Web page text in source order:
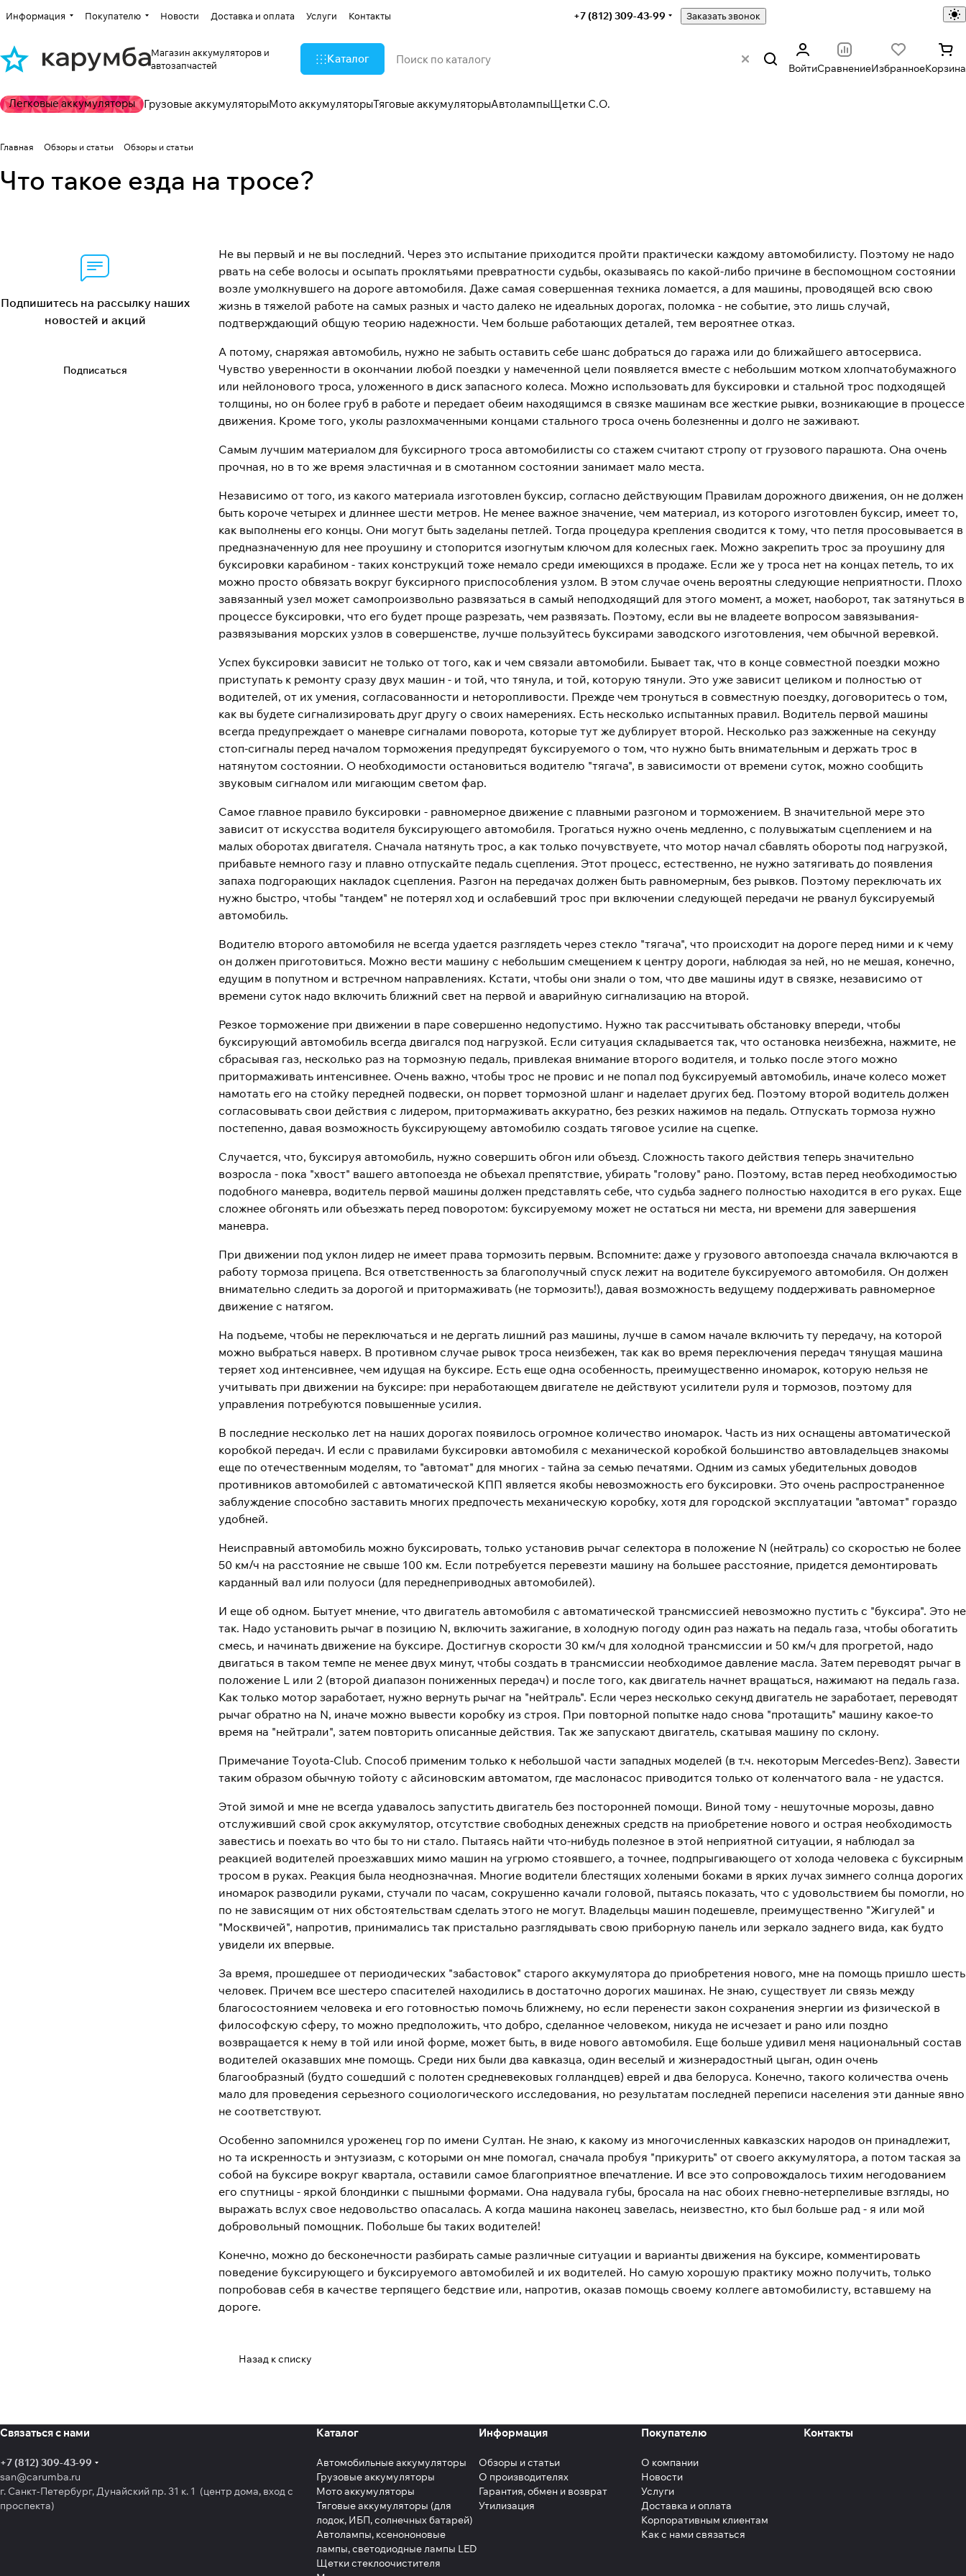
Информация Покупателю Новости Доставка и оплата Услуги Контакты +7 (812) 309-43-99 Заказать звонок
Магазин аккумуляторов и
автозапчастей
Каталог
ВойтиСравнениеИзбранноеКорзина
Легковые аккумуляторы Грузовые аккумуляторыМото аккумуляторыТяговые аккумуляторыАвтолампыЩетки С.О.
Главная Обзоры и статьи Обзоры и статьи
Что такое езда на тросе?
Не вы первый и не вы последний. Через это испытание приходится пройти практически каждому автомобилисту. Поэтому не надо
рвать на себе волосы и осыпать проклятьями превратности судьбы, оказываясь по какой-либо причине в беспомощном состоянии
возле умолкнувшего на дороге автомобиля. Даже самая совершенная техника ломается, а для машины, проводящей всю свою
жизнь в тяжелой работе на самых разных и часто далеко не идеальных дорогах, поломка - не событие, это лишь случай,
подтверждающий общую теорию надежности. Чем больше работающих деталей, тем вероятнее отказ.
А потому, снаряжая автомобиль, нужно не забыть оставить себе шанс добраться до гаража или до ближайшего автосервиса.
Чувство уверенности в окончании любой поездки у намеченной цели появляется вместе с небольшим мотком хлопчатобумажного
или нейлонового троса, уложенного в диск запасного колеса. Можно использовать для буксировки и стальной трос подходящей
толщины, но он более груб в работе и передает обеим находящимся в связке машинам все жесткие рывки, возникающие в процессе
движения. Кроме того, уколы разлохмаченными концами стального троса очень болезненны и долго не заживают.
Самым лучшим материалом для буксирного троса автомобилисты со стажем считают стропу от грузового парашюта. Она очень
прочная, но в то же время эластичная и в смотанном состоянии занимает мало места.
Независимо от того, из какого материала изготовлен буксир, согласно действующим Правилам дорожного движения, он не должен
быть короче четырех и длиннее шести метров. Не менее важное значение, чем материал, из которого изготовлен буксир, имеет то,
как выполнены его концы. Они могут быть заделаны петлей. Тогда процедура крепления сводится к тому, что петля просовывается в
предназначенную для нее проушину и стопорится изогнутым ключом для колесных гаек. Можно закрепить трос за проушину для
буксировки карабином - таких конструкций тоже немало среди имеющихся в продаже. Если же у троса нет на концах петель, то их
можно просто обвязать вокруг буксирного приспособления узлом. В этом случае очень вероятны следующие неприятности. Плохо
завязанный узел может самопроизвольно развязаться в самый неподходящий для этого момент, а может, наоборот, так затянуться в
процессе буксировки, что его будет проще разрезать, чем развязать. Поэтому, если вы не владеете вопросом завязывания-
развязывания морских узлов в совершенстве, лучше пользуйтесь буксирами заводского изготовления, чем обычной веревкой.
Успех буксировки зависит не только от того, как и чем связали автомобили. Бывает так, что в конце совместной поездки можно
приступать к ремонту сразу двух машин - и той, что тянула, и той, которую тянули. Это уже зависит целиком и полностью от
водителей, от их умения, согласованности и неторопливости. Прежде чем тронуться в совместную поездку, договоритесь о том,
как вы будете сигнализировать друг другу о своих намерениях. Есть несколько испытанных правил. Водитель первой машины
всегда предупреждает о маневре сигналами поворота, которые тут же дублирует второй. Несколько раз зажженные на секунду
стоп-сигналы перед началом торможения предупредят буксируемого о том, что нужно быть внимательным и держать трос в
натянутом состоянии. О необходимости остановиться водителю "тягача", в зависимости от времени суток, можно сообщить
звуковым сигналом или мигающим светом фар.
Самое главное правило буксировки - равномерное движение с плавными разгоном и торможением. В значительной мере это
зависит от искусства водителя буксирующего автомобиля. Трогаться нужно очень медленно, с полувыжатым сцеплением и на
малых оборотах двигателя. Сначала натянуть трос, а как только почувствуете, что мотор начал сбавлять обороты под нагрузкой,
прибавьте немного газу и плавно отпускайте педаль сцепления. Этот процесс, естественно, не нужно затягивать до появления
запаха подгорающих накладок сцепления. Разгон на передачах должен быть равномерным, без рывков. Поэтому переключать их
нужно быстро, чтобы "тандем" не потерял ход и ослабевший трос при включении следующей передачи не рванул буксируемый
автомобиль.
Водителю второго автомобиля не всегда удается разглядеть через стекло "тягача", что происходит на дороге перед ними и к чему
он должен приготовиться. Можно вести машину с небольшим смещением к центру дороги, наблюдая за ней, но не мешая, конечно,
едущим в попутном и встречном направлениях. Кстати, чтобы они знали о том, что две машины идут в связке, независимо от
времени суток надо включить ближний свет на первой и аварийную сигнализацию на второй.
Резкое торможение при движении в паре совершенно недопустимо. Нужно так рассчитывать обстановку впереди, чтобы
буксирующий автомобиль всегда двигался под нагрузкой. Если ситуация складывается так, что остановка неизбежна, нажмите, не
сбрасывая газ, несколько раз на тормозную педаль, привлекая внимание второго водителя, и только после этого можно
притормаживать интенсивнее. Очень важно, чтобы трос не провис и не попал под буксируемый автомобиль, иначе колесо может
намотать его на стойку передней подвески, он порвет тормозной шланг и наделает других бед. Поэтому второй водитель должен
согласовывать свои действия с лидером, притормаживать аккуратно, без резких нажимов на педаль. Отпускать тормоза нужно
постепенно, давая возможность буксирующему автомобилю создать тяговое усилие на сцепке.
Случается, что, буксируя автомобиль, нужно совершить обгон или объезд. Сложность такого действия теперь значительно
возросла - пока "хвост" вашего автопоезда не объехал препятствие, убирать "голову" рано. Поэтому, встав перед необходимостью
подобного маневра, водитель первой машины должен представлять себе, что судьба заднего полностью находится в его руках. Еще
сложнее обгонять или объезжать перед поворотом: буксируемому может не остаться ни места, ни времени для завершения
маневра.
При движении под уклон лидер не имеет права тормозить первым. Вспомните: даже у грузового автопоезда сначала включаются в
работу тормоза прицепа. Вся ответственность за благополучный спуск лежит на водителе буксируемого автомобиля. Он должен
внимательно следить за дорогой и притормаживать (не тормозить!), давая возможность ведущему поддерживать равномерное
движение с натягом.
На подъеме, чтобы не переключаться и не дергать лишний раз машины, лучше в самом начале включить ту передачу, на которой
можно выбраться наверх. В противном случае рывок троса неизбежен, так как во время переключения передач тянущая машина
теряет ход интенсивнее, чем идущая на буксире. Есть еще одна особенность, преимущественно иномарок, которую нельзя не
учитывать при движении на буксире: при неработающем двигателе не действуют усилители руля и тормозов, поэтому для
управления потребуются повышенные усилия.
В последние несколько лет на наших дорогах появилось огромное количество иномарок. Часть из них оснащены автоматической
коробкой передач. И если с правилами буксировки автомобиля с механической коробкой большинство автовладельцев знакомы
еще по отечественным моделям, то "автомат" для многих - тайна за семью печатями. Одним из самых убедительных доводов
противников автомобилей с автоматической КПП является якобы невозможность его буксировки. Это очень распространенное
заблуждение способно заставить многих предпочесть механическую коробку, хотя для городской эксплуатации "автомат" гораздо
удобней.
Неисправный автомобиль можно буксировать, только установив рычаг селектора в положение N (нейтраль) со скоростью не более
50 км/ч на расстояние не свыше 100 км. Если потребуется перевезти машину на большее расстояние, придется демонтировать
карданный вал или полуоси (для переднеприводных автомобилей).
И еще об одном. Бытует мнение, что двигатель автомобиля с автоматической трансмиссией невозможно пустить с "буксира". Это не
так. Надо установить рычаг в позицию N, включить зажигание, в холодную погоду один раз нажать на педаль газа, чтобы обогатить
смесь, и начинать движение на буксире. Достигнув скорости 30 км/ч для холодной трансмиссии и 50 км/ч для прогретой, надо
двигаться в таком темпе не менее двух минут, чтобы создать в трансмиссии необходимое давление масла. Затем переводят рычаг в
положение L или 2 (второй диапазон пониженных передач) и после того, как двигатель начнет вращаться, нажимают на педаль газа.
Как только мотор заработает, нужно вернуть рычаг на "нейтраль". Если через несколько секунд двигатель не заработает, переводят
рычаг обратно на N, иначе можно вывести коробку из строя. При повторной попытке надо снова "протащить" машину какое-то
время на "нейтрали", затем повторить описанные действия. Так же запускают двигатель, скатывая машину по склону.
Примечание Toyota-Club. Способ применим только к небольшой части западных моделей (в т.ч. некоторым Mercedes-Benz). Завести
таким образом обычную тойоту с айсиновским автоматом, где маслонасос приводится только от коленчатого вала - не удастся.
Этой зимой и мне не всегда удавалось запустить двигатель без посторонней помощи. Виной тому - нешуточные морозы, давно
отслуживший свой срок аккумулятор, отсутствие свободных денежных средств на приобретение нового и острая необходимость
завестись и поехать во что бы то ни стало. Пытаясь найти что-нибудь полезное в этой неприятной ситуации, я наблюдал за
реакцией водителей проезжавших мимо машин на угрюмо стоявшего, а точнее, подпрыгивающего от холода человека с буксирным
тросом в руках. Реакция была неоднозначная. Многие водители блестящих холеными боками в ярких лучах зимнего солнца дорогих
иномарок разводили руками, стучали по часам, сокрушенно качали головой, пытаясь показать, что с удовольствием бы помогли, но
по не зависящим от них обстоятельствам сделать этого не могут. Владельцы машин подешевле, преимущественно "Жигулей" и
"Москвичей", напротив, принимались так пристально разглядывать свою приборную панель или зеркало заднего вида, как будто
увидели их впервые.
За время, прошедшее от периодических "забастовок" старого аккумулятора до приобретения нового, мне на помощь пришло шесть
человек. Причем все шестеро спасителей находились в достаточно дорогих машинах. Не знаю, существует ли связь между
благосостоянием человека и его готовностью помочь ближнему, но если перенести закон сохранения энергии из физической в
философскую сферу, то можно предположить, что добро, сделанное человеком, никуда не исчезает и рано или поздно
возвращается к нему в той или иной форме, может быть, в виде нового автомобиля. Еще больше удивил меня национальный состав
водителей оказавших мне помощь. Среди них были два кавказца, один веселый и жизнерадостный цыган, один очень
благообразный (будто сошедший с полотен средневековых голландцев) еврей и два белоруса. Конечно, такого количества очень
мало для проведения серьезного социологического исследования, но результатам последней переписи населения эти данные явно
не соответствуют.
Особенно запомнился уроженец гор по имени Султан. Не знаю, к какому из многочисленных кавказских народов он принадлежит,
но та искренность и энтузиазм, с которыми он мне помогал, сначала пробуя "прикурить" от своего аккумулятора, а потом таская за
собой на буксире вокруг квартала, оставили самое благоприятное впечатление. И все это сопровождалось тихим негодованием
его спутницы - яркой блондинки с пышными формами. Она надувала губы, бросала на нас обоих гневно-нетерпеливые взгляды, но
выражать вслух свое недовольство опасалась. А когда машина наконец завелась, неизвестно, кто был больше рад - я или мой
добровольный помощник. Побольше бы таких водителей!
Конечно, можно до бесконечности разбирать самые различные ситуации и варианты движения на буксире, комментировать
поведение буксирующего и буксируемого автомобилей и их водителей. Но самую хорошую практику можно получить, только
попробовав себя в качестве терпящего бедствие или, напротив, оказав помощь своему коллеге автомобилисту, вставшему на
дороге.
Назад к списку
Подпишитесь на рассылку наших
новостей и акций
Подписаться
Связаться с нами
+7 (812) 309-43-99
san@carumba.ru
г. Санкт-Петербург, Дунайский пр. 31 к. 1 (центр дома, вход с
проспекта)
Каталог
Автомобильные аккумуляторы
Грузовые аккумуляторы
Мото аккумуляторы
Тяговые аккумуляторы (для
лодок, ИБП, солнечных батарей)
Автолампы, ксенононовые
лампы, светодиодные лампы LED
Щетки стеклоочистителя
Информация
Обзоры и статьи
О производителях
Гарантия, обмен и возврат
Утилизация
Покупателю
О компании
Новости
Услуги
Доставка и оплата
Корпоративным клиентам
Как с нами связаться
Контакты